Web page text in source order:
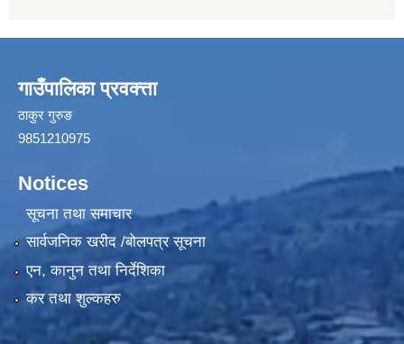
गाउँपालिका प्रवक्त्ता
ठाकुर गुरुङ
9851210975
Notices
सूचना तथा समाचार
सार्वजनिक खरीद /बोलपत्र सूचना
एन, कानुन तथा निर्देशिका
कर तथा शुल्कहरु